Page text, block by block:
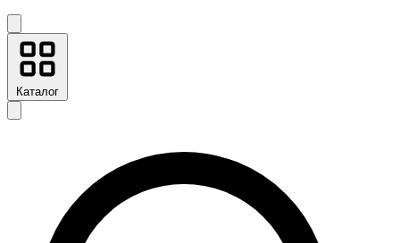
Каталог